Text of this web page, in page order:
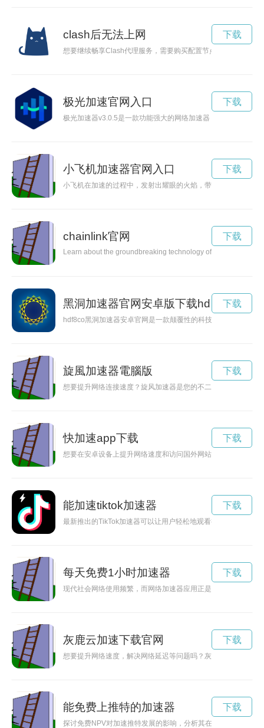
clash后无法上网
想要继续畅享Clash代理服务，需要购买配置节点来提升网络
下载
极光加速官网入口
极光加速器v3.0.5是一款功能强大的网络加速器，能够让用户
下载
小飞机加速器官网入口
小飞机在加速的过程中，发射出耀眼的火焰，带着无比的速度
下载
chainlink官网
Learn about the groundbreaking technology of ChainLink
下载
黑洞加速器官网安卓版下载hd
hdf8co黑洞加速器安卓官网是一款颠覆性的科技产品，为安卓
下载
旋風加速器電腦版
想要提升网络连接速度？旋风加速器是您的不二选择！在官网
下载
快加速app下载
想要在安卓设备上提升网络速度和访问国外网站的畅通性吗？
下载
能加速tiktok加速器
最新推出的TikTok加速器可以让用户轻松地观看视频，且永久
下载
每天免费1小时加速器
现代社会网络使用频繁，而网络加速器应用正是解决网络延迟
下载
灰鹿云加速下载官网
想要提升网络速度，解决网络延迟等问题吗？灰路云加速器可
下载
能免费上推特的加速器
探讨免费NPV对加速推特发展的影响，分析其在推特推广和营
下载